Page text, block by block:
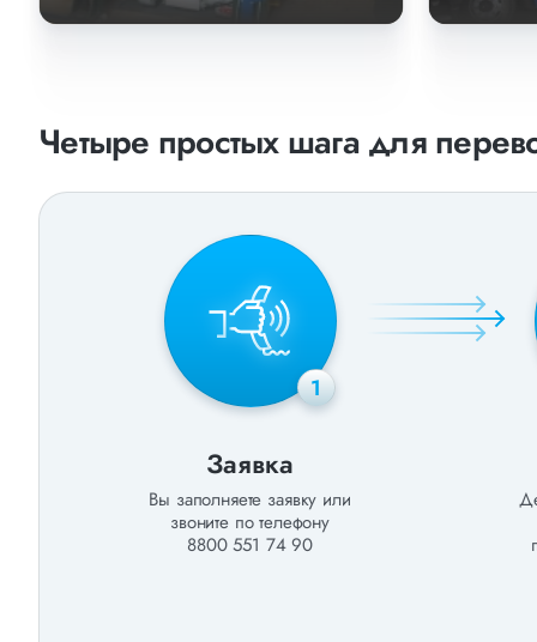
Четыре простых шага для
1
Заявка
Вы заполняете заявку или
звоните по телефону
8800 551 74 90